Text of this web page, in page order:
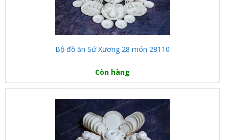
Bộ đồ ăn Sứ Xương 28 món 28110
Còn hàng